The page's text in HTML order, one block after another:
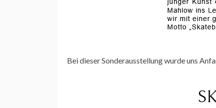
Bei dieser Sonderausstellung wurde uns